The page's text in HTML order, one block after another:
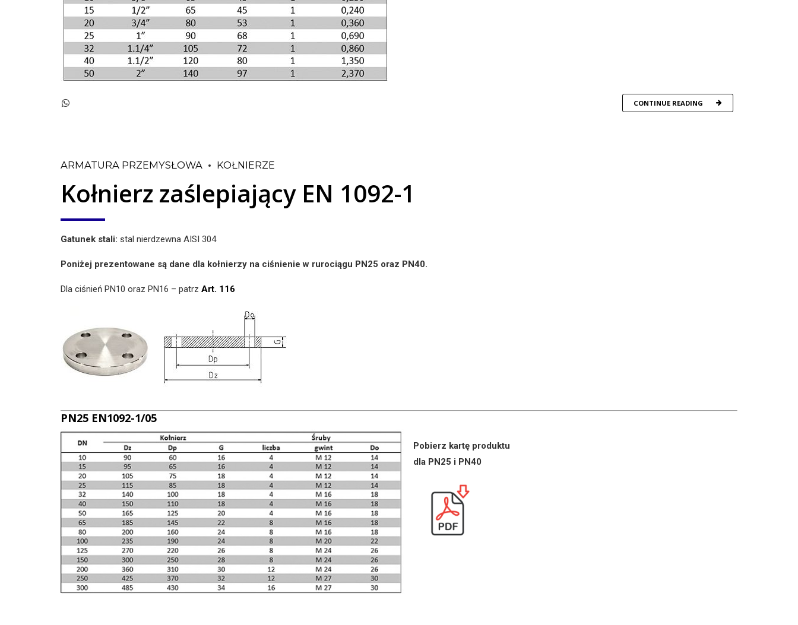
CONTINUE READING
ARMATURA PRZEMYSŁOWA KOŁNIERZE
Kołnierz zaślepiający EN 1092-1
Gatunek stali: stal nierdzewna AISI 304
Poniżej prezentowane są dane dla kołnierzy na ciśnienie w rurociągu PN25 oraz PN40.
Dla ciśnień PN10 oraz PN16 – patrz Art. 116
PN25 EN1092-1/05
Pobierz kartę produktu
dla PN25 i PN40